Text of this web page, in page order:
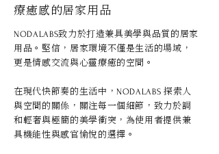
療癒感的居家用品
NODALABS致力於打造兼具美學與品質的居家
用品。堅信，居家環境不僅是生活的場域，
更是情感交流與心靈療癒的空間。
在現代快節奏的生活中，NODALABS探索人
與空間的關係，關注每一個細節，致力於調
和輕奢與極簡的美學衝突，為使用者提供兼
具機能性與感官愉悅的選擇。